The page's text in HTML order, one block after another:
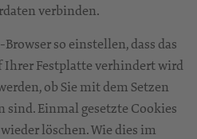
verbinden.
so einstellen, dass das
Ihrer Festplatte verhindert wird
ob Sie mit dem Setzen
sind. Einmal gesetzte Cookies
löschen. Wie dies im